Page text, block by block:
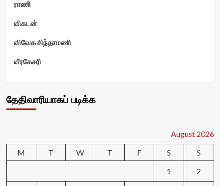
ராணி
விகடன்
விவேக சிந்தாமணி
வீரகேசரி
தேதிவாரியாகப் படிக்க
August 2026
M
T W T F S
S
1
2